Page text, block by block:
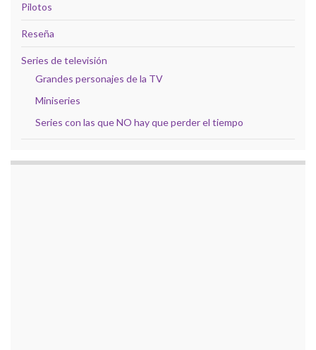
Pilotos
Reseña
Series de televisión
Grandes personajes de la TV
Miniseries
Series con las que NO hay que perder el tiempo